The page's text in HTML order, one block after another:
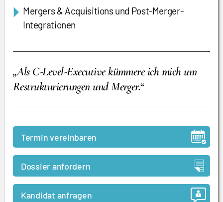
Mergers & Acquisitions und Post-Merger-
Integrationen
„Als C-Level-Executive kümmere ich mich um
Restrukturierungen und Merger.“
Termin vereinbaren
Dossier anfordern
Kandidat anfragen